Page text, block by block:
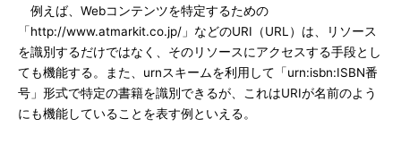
例えば、Webコンテンツを特定するための
「http://www.atmarkit.co.jp/」などのURI（URL）は、リソース
を識別するだけではなく、そのリソースにアクセスする手段とし
ても機能する。また、urnスキームを利用して「urn:isbn:ISBN番
号」形式で特定の書籍を識別できるが、これはURIが名前のよう
にも機能していることを表す例といえる。